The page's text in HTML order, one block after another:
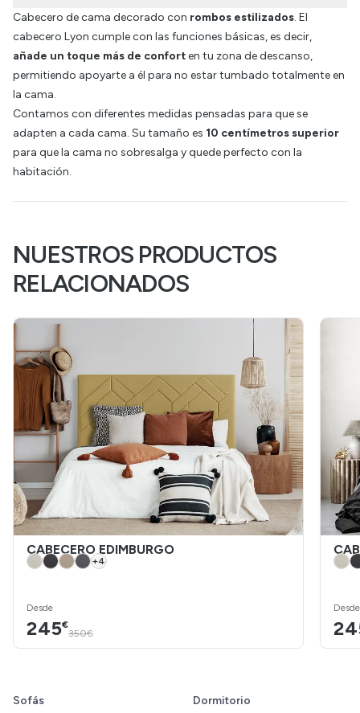
Cabecero de cama decorado con rombos estilizados. El
cabecero Lyon cumple con las funciones básicas, es decir,
añade un toque más de conforten tu zona de descanso,
permitiendo apoyarte a él para no estar tumbado totalmente en
la cama.
Contamos con diferentes medidas pensadas para que se
adapten a cada cama. Su tamaño es 10 centímetros superior
para que la cama no sobresalga y quede perfecto con la
habitación.
NUESTROS PRODUCTOS
RELACIONADOS
CABECERO EDIMBURGO
+4
Desde
245€
350€
Desde
Sofás Dormitorio